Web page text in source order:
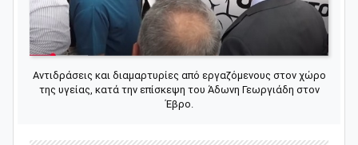
Αντιδράσεις και διαμαρτυρίες από εργαζόμενους στον χώρο
της υγείας, κατά την επίσκεψη του Άδωνη Γεωργιάδη στον
Έβρο.